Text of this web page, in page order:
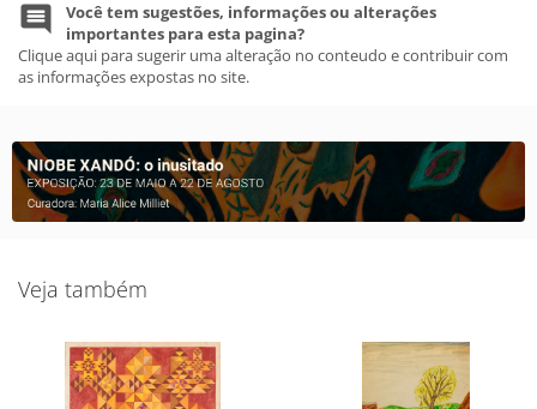
Você tem sugestões, informações ou alterações
importantes para esta pagina?
Clique aqui para sugerir uma alteração no conteudo e contribuir com
as informações expostas no site.
Veja também